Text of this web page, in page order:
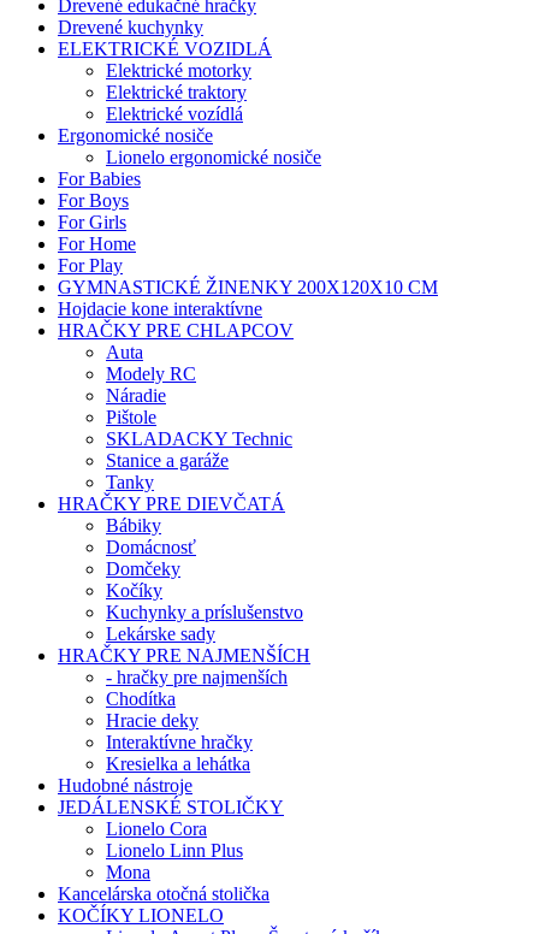
Drevené edukačné hračky
Drevené kuchynky
ELEKTRICKÉ VOZIDLÁ
Elektrické motorky
Elektrické traktory
Elektrické vozídlá
Ergonomické nosiče
Lionelo ergonomické nosiče
For Babies
For Boys
For Girls
For Home
For Play
GYMNASTICKÉ ŽINENKY 200X120X10 CM
Hojdacie kone interaktívne
HRAČKY PRE CHLAPCOV
Auta
Modely RC
Náradie
Pištole
SKLADACKY Technic
Stanice a garáže
Tanky
HRAČKY PRE DIEVČATÁ
Bábiky
Domácnosť
Domčeky
Kočíky
Kuchynky a príslušenstvo
Lekárske sady
HRAČKY PRE NAJMENŠÍCH
- hračky pre najmenších
Chodítka
Hracie deky
Interaktívne hračky
Kresielka a lehátka
Hudobné nástroje
JEDÁLENSKÉ STOLIČKY
Lionelo Cora
Lionelo Linn Plus
Mona
Kancelárska otočná stolička
KOČÍKY LIONELO